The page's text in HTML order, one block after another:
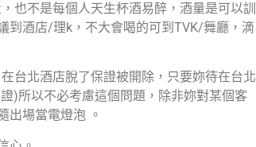
也不是每個人天生杯酒易醉，酒量是可以訓
到酒店/理k，不大會喝的可到TVK/舞廳，滴
台北酒店脫了保證被開除，只要妳待在台北
)所以不必考慮這個問題，除非妳對某個客
出場當電燈泡 。